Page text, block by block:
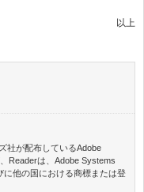
以上
社が配布しているAdobe
Readerは、Adobe Systems
に他の国における商標または登